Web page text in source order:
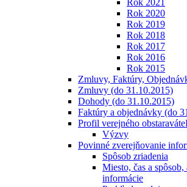
Rok 2021
Rok 2020
Rok 2019
Rok 2018
Rok 2017
Rok 2016
Rok 2015
Zmluvy, Faktúry,
Zmluvy (do 31.10.2015)
Dohody (do 31.10.2015)
Faktúry a objednávky (do
Profil verejného
Výzvy
Povinné zverejňovanie
Spôsob zriadenia
Miesto, čas a
informácie